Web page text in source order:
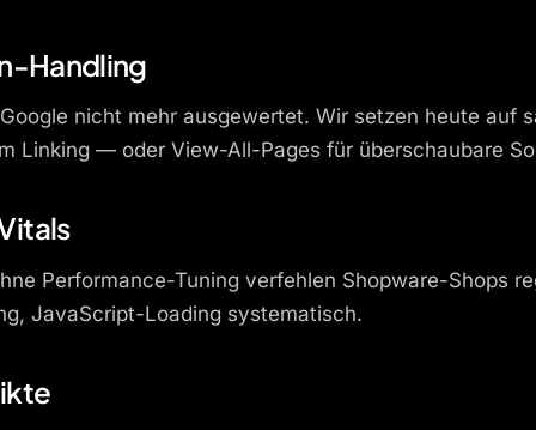
Handling
nicht mehr ausgewertet. Wir setzen heute auf
Linking — oder View-All-Pages für überschaubare
Performance-Tuning verfehlen Shopware-Shops
JavaScript-Loading systematisch.